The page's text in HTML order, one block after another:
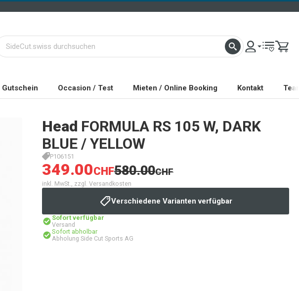
Gutschein Occasion / Test Mieten / Online Booking Kontakt
Head FORMULA RS 105 W, DARK
BLUE / YELLOW
P106151
349.00CHF580.00CHF
inkl. MwSt., zzgl. Versandkosten
Verschiedene Varianten verfügbar
Sofort verfügbar
Versand
Sofort abholbar
Abholung Side Cut Sports AG